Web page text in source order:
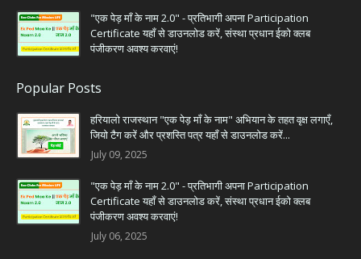
"एक पेड़ माँ के नाम 2.0" - प्रतिभागी अपना Participation
Certificate यहाँ से डाउनलोड करें, संस्था प्रधान ईको क्लब
पंजीकरण अवश्य करवाएं!
Popular Posts
हरियालो राजस्थान "एक पेड़ माँ के नाम" अभियान के तहत वृक्ष लगाएँ,
जियो टैग करें और प्रशस्ति पत्र यहाँ से डाउनलोड करें...
July 09, 2025
"एक पेड़ माँ के नाम 2.0" - प्रतिभागी अपना Participation
Certificate यहाँ से डाउनलोड करें, संस्था प्रधान ईको क्लब
पंजीकरण अवश्य करवाएं!
July 06, 2025